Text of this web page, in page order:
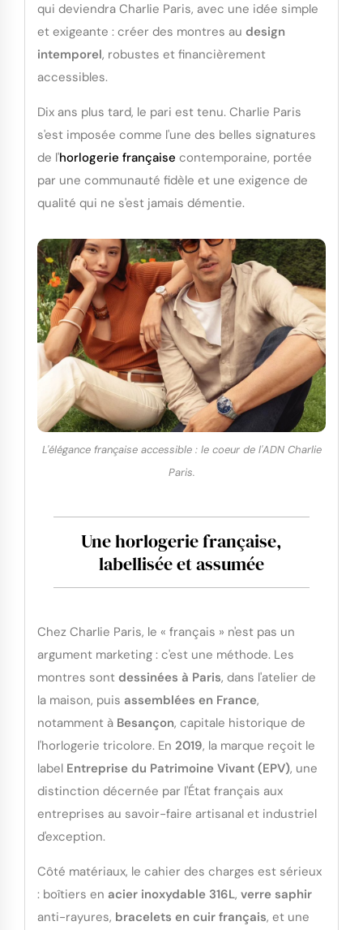
qui deviendra Charlie Paris, avec une idée simple
et exigeante : créer des montres au design
intemporel, robustes et financièrement
accessibles.
Dix ans plus tard, le pari est tenu. Charlie Paris
s'est imposée comme l'une des belles signatures
de l'horlogerie française contemporaine, portée
par une communauté fidèle et une exigence de
qualité qui ne s'est jamais démentie.
L'élégance française accessible : le coeur de l'ADN Charlie
Paris.
Une horlogerie française,
labellisée et assumée
Chez Charlie Paris, le « français » n'est pas un
argument marketing : c'est une méthode. Les
montres sont dessinées à Paris, dans l'atelier de
la maison, puis assemblées en France,
notamment à Besançon, capitale historique de
l'horlogerie tricolore. En 2019, la marque reçoit le
label Entreprise du Patrimoine Vivant (EPV), une
distinction décernée par l'État français aux
entreprises au savoir-faire artisanal et industriel
d'exception.
Côté matériaux, le cahier des charges est sérieux
: boîtiers en acier inoxydable 316L, verre saphir
anti-rayures, bracelets en cuir français, et une